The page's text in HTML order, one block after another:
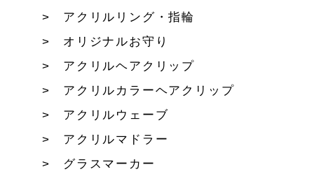
アクリルリング・指輪
オリジナルお守り
アクリルヘアクリップ
アクリルカラーヘアクリップ
アクリルウェーブ
アクリルマドラー
グラスマーカー